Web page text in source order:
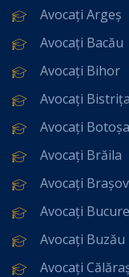
Avocați Argeș
Avocați Bacău
Avocați Bihor
Avocați
Avocați
Avocați Brăila
Avocați Brașov
Avocați
Avocați Buzău
Avocați